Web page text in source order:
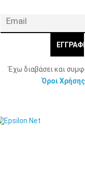
Έχω διαβάσει και
Όροι Χρήσης